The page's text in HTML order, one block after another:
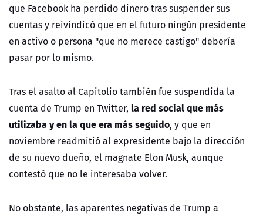
que Facebook ha perdido dinero tras suspender sus
cuentas y reivindicó que en el futuro ningún presidente
en activo o persona "que no merece castigo" debería
pasar por lo mismo.
Tras el asalto al Capitolio también fue suspendida la
cuenta de Trump en Twitter, la red social que más
utilizaba y en la que era más seguido, y que en
noviembre readmitió al expresidente bajo la dirección
de su nuevo dueño, el magnate Elon Musk, aunque
contestó que no le interesaba volver.
No obstante, las aparentes negativas de Trump a